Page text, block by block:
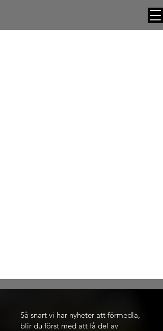
Så snart vi har nyheter att förmedla,
blir du först med att få del av